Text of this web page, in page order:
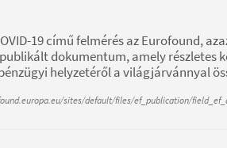
19 című felmérés az Eurofound,
dokumentum, amely részletes
helyzetéről a világjárvánnyal
sites/default/files/ef_publication/